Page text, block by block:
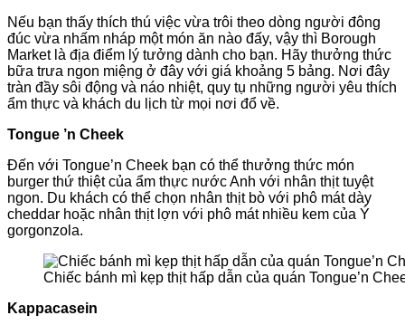
Nếu bạn thấy thích thú việc vừa trôi theo dòng người đông
đúc vừa nhấm nháp một món ăn nào đấy, vậy thì Borough
Market là địa điểm lý tưởng dành cho bạn. Hãy thưởng thức
bữa trưa ngon miệng ở đây với giá khoảng 5 bảng. Nơi đây
tràn đầy sôi động và náo nhiệt, quy tụ những người yêu thích
ẩm thực và khách du lịch từ mọi nơi đổ về.
Tongue ’n Cheek
Đến với Tongue’n Cheek bạn có thể thưởng thức món
burger thứ thiệt của ẩm thực nước Anh với nhân thịt tuyệt
ngon. Du khách có thể chọn nhân thịt bò với phô mát dày
cheddar hoặc nhân thịt lợn với phô mát nhiều kem của Ý
gorgonzola.
Chiếc bánh mì kẹp thịt hấp dẫn của quán Tongue’n
Kappacasein